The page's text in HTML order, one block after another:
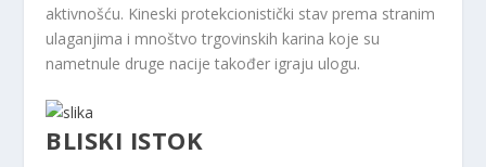
aktivnošću. Kineski protekcionistički stav prema stranim
ulaganjima i mnoštvo trgovinskih karina koje su
nametnule druge nacije također igraju ulogu.
BLISKI ISTOK